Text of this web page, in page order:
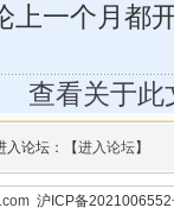
上一个月都
查看关于此
论坛：【进入论坛】
沪ICP备